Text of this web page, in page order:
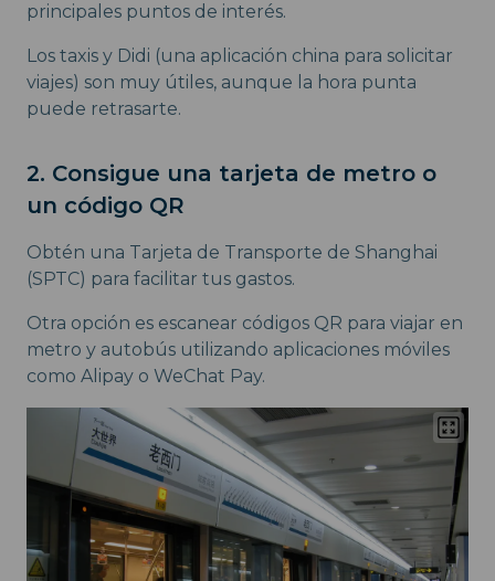
principales puntos de interés.
Los taxis y Didi (una aplicación china para solicitar
viajes) son muy útiles, aunque la hora punta
puede retrasarte.
2. Consigue una tarjeta de metro o
un código QR
Obtén una Tarjeta de Transporte de Shanghai
(SPTC) para facilitar tus gastos.
Otra opción es escanear códigos QR para viajar en
metro y autobús utilizando aplicaciones móviles
como Alipay o WeChat Pay.